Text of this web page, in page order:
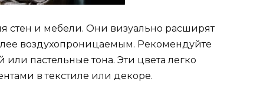
стен и мебели. Они визуально расширят
воздухопроницаемым. Рекомендуйте
пастельные тона. Эти цвета легко
в текстиле или декоре.